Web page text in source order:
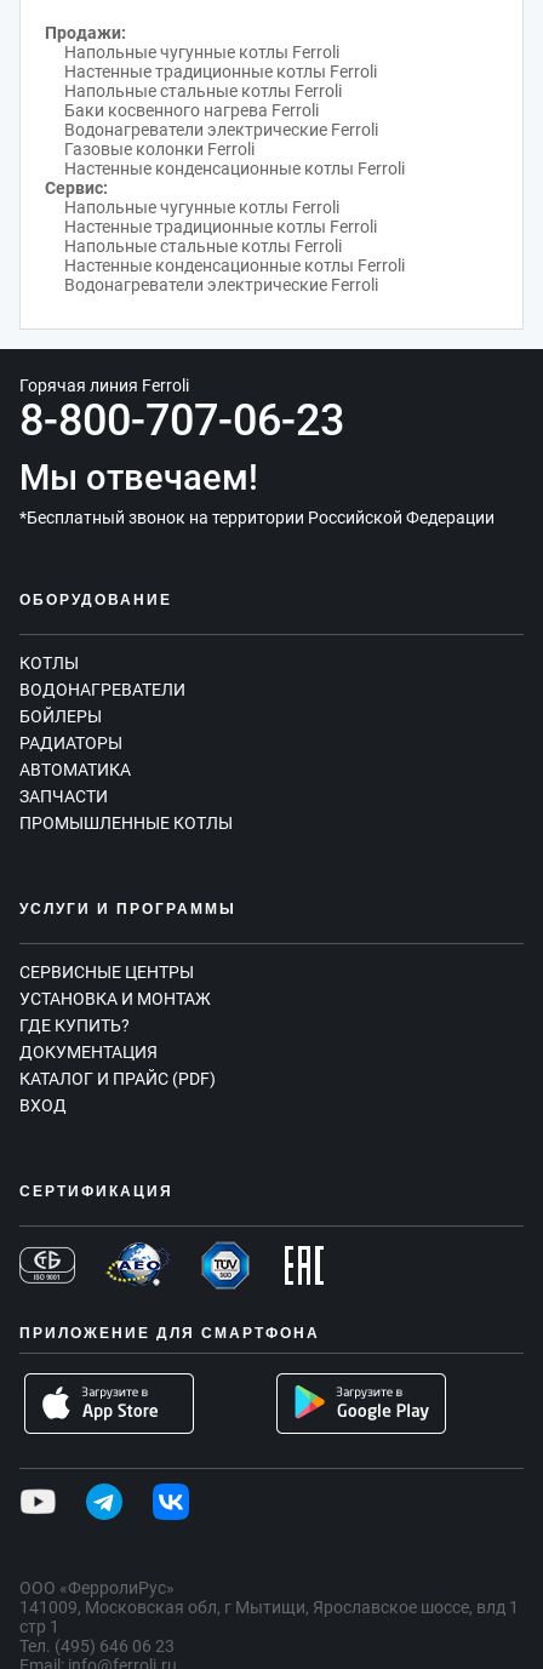
Продажи:
Напольные чугунные котлы Ferroli
Настенные традиционные котлы Ferroli
Напольные стальные котлы Ferroli
Баки косвенного нагрева Ferroli
Водонагреватели электрические Ferroli
Газовые колонки Ferroli
Настенные конденсационные котлы Ferroli
Сервис:
Напольные чугунные котлы Ferroli
Настенные традиционные котлы Ferroli
Напольные стальные котлы Ferroli
Настенные конденсационные котлы Ferroli
Водонагреватели электрические Ferroli
Горячая линия Ferroli
8-800-707-06-23
Мы отвечаем!
*Бесплатный звонок на территории Российской Федерации
ОБОРУДОВАНИЕ
КОТЛЫ
ВОДОНАГРЕВАТЕЛИ
БОЙЛЕРЫ
РАДИАТОРЫ
АВТОМАТИКА
ЗАПЧАСТИ
ПРОМЫШЛЕННЫЕ КОТЛЫ
УСЛУГИ И ПРОГРАММЫ
СЕРВИСНЫЕ ЦЕНТРЫ
УСТАНОВКА И МОНТАЖ
ГДЕ КУПИТЬ?
ДОКУМЕНТАЦИЯ
КАТАЛОГ И ПРАЙС (PDF)
ВХОД
СЕРТИФИКАЦИЯ
ПРИЛОЖЕНИЕ ДЛЯ СМАРТФОНА
ООО «ФерролиРус»
141009, Московская обл, г Мытищи, Ярославское шоссе, влд 1
стр 1
Тел. (495) 646 06 23
Email: info@ferroli.ru